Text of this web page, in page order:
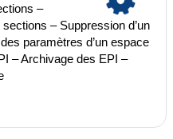
–
– Suppression d’un
paramètres d’un espace
– Archivage des EPI –